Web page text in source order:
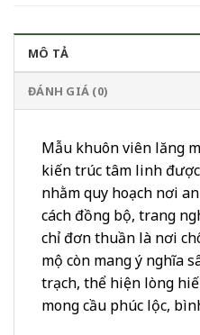
MÔ TẢ
ĐÁNH GIÁ (0)
Mẫu khuôn viên lăng
kiến trúc tâm linh
nhằm quy hoạch nơi
cách đồng bộ, trang
chỉ đơn thuần là nơi
mộ còn mang ý nghĩa
trạch, thể hiện lòng
mong cầu phúc lộc,